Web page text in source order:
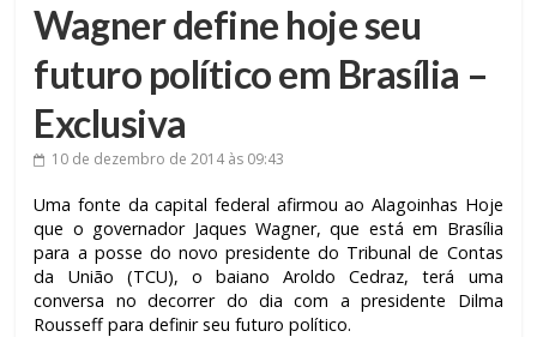
Wagner define hoje seu
futuro político em Brasília –
Exclusiva
10 de dezembro de 2014às 09:43
Uma fonte da capital federal afirmou ao Alagoinhas Hoje
que o governador Jaques Wagner, que está em Brasília
para a posse do novo presidente do Tribunal de Contas
da União (TCU), o baiano Aroldo Cedraz, terá uma
conversa no decorrer do dia com a presidente Dilma
Rousseff para definir seu futuro político.